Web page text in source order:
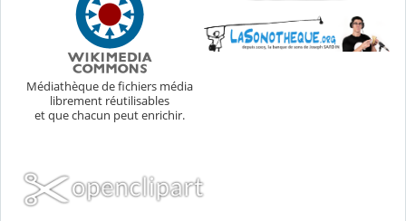
Médiathèque de fichiers média
librement réutilisables
et que chacun peut enrichir.